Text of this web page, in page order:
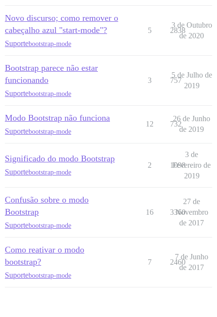
Novo discurso; como remover o
cabeçalho azul "start-mode"?
Suportebootstrap-mode
5 2838
3 de Outubro
de 2020
Bootstrap parece não estar
funcionando
Suportebootstrap-mode
3 757
5 de Julho de
2019
Modo Bootstrap não funciona
Suportebootstrap-mode
12 732
26 de Junho
de 2019
Significado do modo Bootstrap
Suportebootstrap-mode
2 1098
3 de
Fevereiro de
2019
Confusão sobre o modo
Bootstrap
Suportebootstrap-mode
16 3360
27 de
Novembro
de 2017
Como reativar o modo
bootstrap?
Suportebootstrap-mode
7 2460
7 de Junho
de 2017